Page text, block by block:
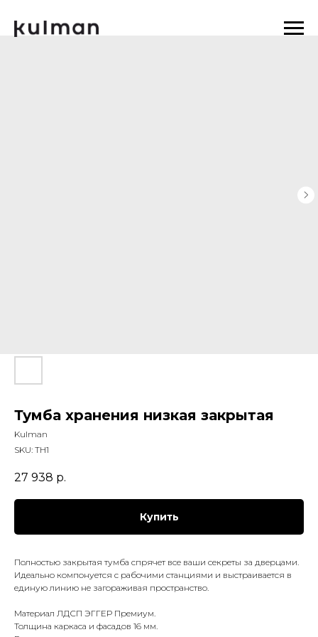
Тумба хранения низкая закрытая
Kulman
SKU: ТН1
27 938 р.
Купить
Полностью закрытая тумба спрячет все ваши секреты за дверцами.
Идеально компонуется с рабочими станциями и выстраивается в
единую линию не загораживая пространство.
Материал ЛДСП ЭГГЕР Премиум.
Толщина каркаса и фасадов 16 мм.